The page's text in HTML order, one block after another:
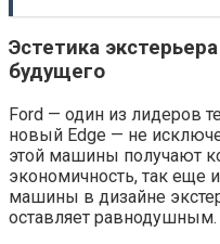
Эстетика
будущего
Ford — один из лидеров
новый Edge — не
этой машины получают
экономичность, так еще
машины в дизайне
оставляет равнодушным.